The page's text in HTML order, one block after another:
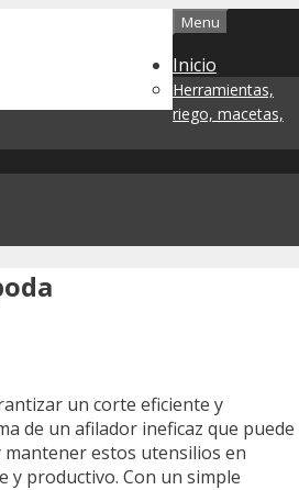
Menu
Inicio
Herramientas,
riego, macetas,
un corte eficiente y
de un afilador ineficaz que puede
mantener estos utensilios en
y productivo. Con un simple